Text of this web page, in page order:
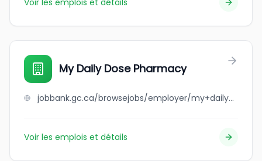
Voir les emplois et détails
My Daily Dose Pharmacy
jobbank.gc.ca/browsejobs/employer/my+daily+dose+pharmacy/ca
Voir les emplois et détails